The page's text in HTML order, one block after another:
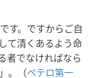
す。ですからご自
て清くあるよう命
者でなければなら
。（ペテロ第一